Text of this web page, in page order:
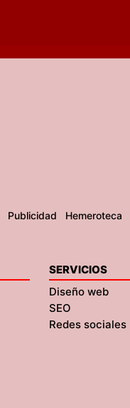
Publicidad Hemeroteca
SERVICIOS
Diseño web
SEO
Redes sociales